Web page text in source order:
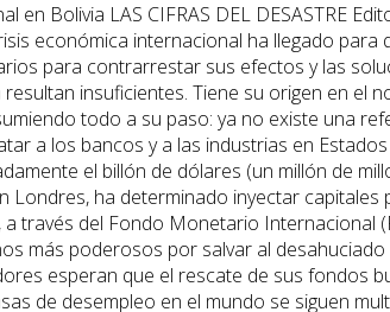
en Bolivia LAS CIFRAS DEL DESASTRE
económica internacional ha llegado para
para contrarrestar sus efectos y las
insuficientes. Tiene su origen en el
todo a su paso: ya no existe una
a los bancos y a las industrias en
el billón de dólares (un millón de
Londres, ha determinado inyectar capitales
través del Fondo Monetario Internacional
más poderosos por salvar al desahuciado
esperan que el rescate de sus fondos
de desempleo en el mundo se siguen